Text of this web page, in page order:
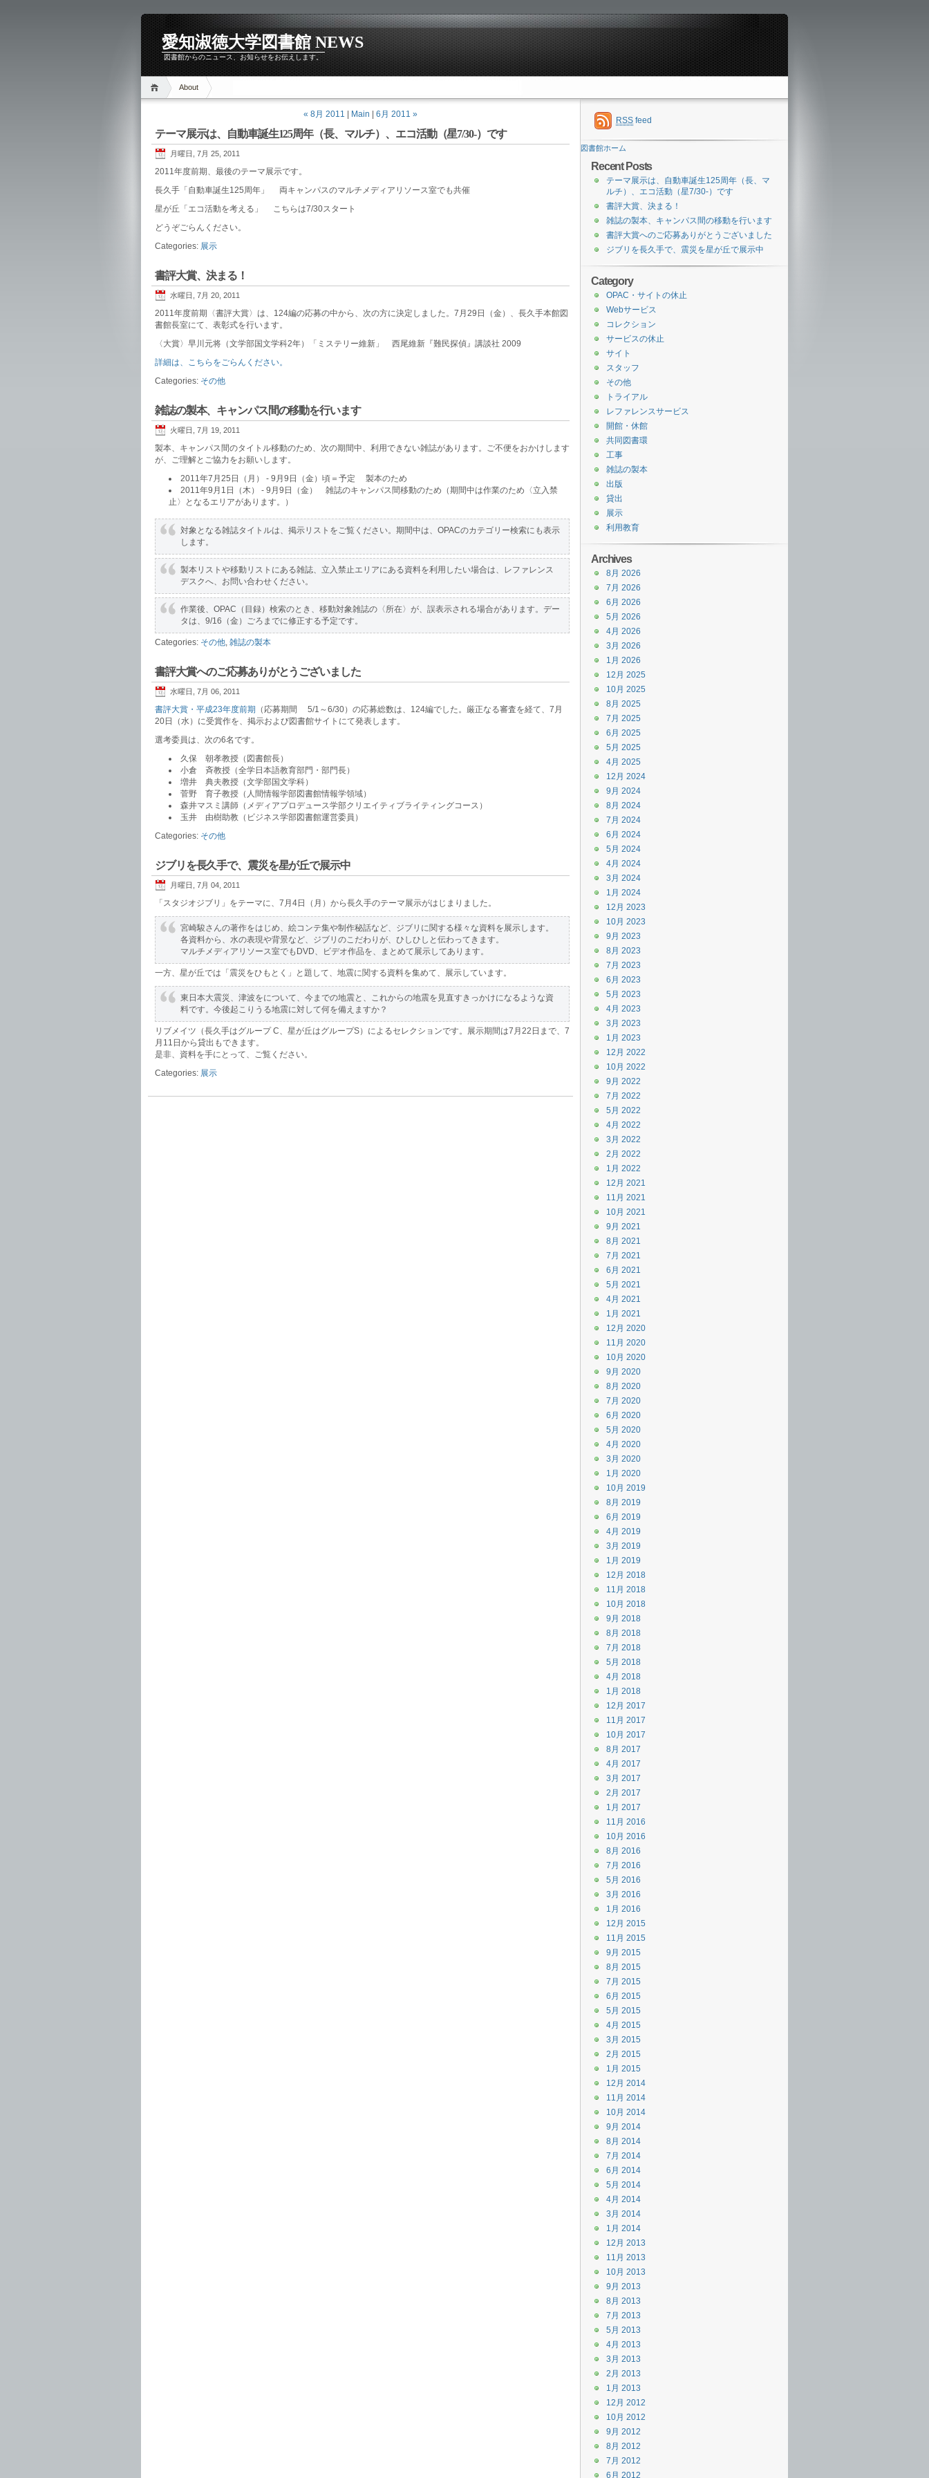
愛知淑徳大学図書館 NEWS
図書館からのニュース、お知らせをお伝えします。
About
« 8月 2011 Main 6月 2011 »
テーマ展示は、自動車誕生125周年（長、マルチ）、エコ活動（星7/30-）です
月曜日, 7月 25, 2011
2011年度前期、最後のテーマ展示です。
長久手「自動車誕生125周年」 両キャンパスのマルチメディアリソース室でも共催
星が丘「エコ活動を考える」 こちらは7/30スタート
どうぞごらんください。
Categories: 展示
書評大賞、決まる！
水曜日, 7月 20, 2011
2011年度前期〈書評大賞〉は、124編の応募の中から、次の方に決定しました。7月29日（金）、長久手本館図
書館長室にて、表彰式を行います。
〈大賞〉早川元将（文学部国文学科2年）「ミステリー維新」 西尾維新『難民探偵』講談社 2009
詳細は、こちらをごらんください。
Categories: その他
雑誌の製本、キャンパス間の移動を行います
火曜日, 7月 19, 2011
製本、キャンパス間のタイトル移動のため、次の期間中、利用できない雑誌があります。ご不便をおかけします
が、ご理解とご協力をお願いします。
2011年7月25日（月） - 9月9日（金）頃＝予定 製本のため
2011年9月1日（木） - 9月9日（金） 雑誌のキャンパス間移動のため（期間中は作業のため〈立入禁
止〉となるエリアがあります。）
対象となる雑誌タイトルは、掲示リストをご覧ください。期間中は、OPACのカテゴリー検索にも表示
します。
製本リストや移動リストにある雑誌、立入禁止エリアにある資料を利用したい場合は、レファレンス
デスクへ、お問い合わせください。
作業後、OPAC（目録）検索のとき、移動対象雑誌の〈所在〉が、誤表示される場合があります。デー
タは、9/16（金）ごろまでに修正する予定です。
Categories: その他, 雑誌の製本
書評大賞へのご応募ありがとうございました
水曜日, 7月 06, 2011
書評大賞・平成23年度前期 （応募期間 5/1～6/30）の応募総数は、124編でした。厳正なる審査を経て、7月
20日（水）に受賞作を、掲示および図書館サイトにて発表します。
選考委員は、次の6名です。
久保 朝孝教授（図書館長）
小倉 斉教授（全学日本語教育部門・部門長）
増井 典夫教授（文学部国文学科）
菅野 育子教授（人間情報学部図書館情報学領域）
森井マスミ講師（メディアプロデュース学部クリエイティブライティングコース）
玉井 由樹助教（ビジネス学部図書館運営委員）
Categories: その他
ジブリを長久手で、震災を星が丘で展示中
月曜日, 7月 04, 2011
「スタジオジブリ」をテーマに、7月4日（月）から長久手のテーマ展示がはじまりました。
宮崎駿さんの著作をはじめ、絵コンテ集や制作秘話など、ジブリに関する様々な資料を展示します。
各資料から、水の表現や背景など、ジブリのこだわりが、ひしひしと伝わってきます。
マルチメディアリソース室でもDVD、ビデオ作品を、まとめて展示してあります。
一方、星が丘では「震災をひもとく」と題して、地震に関する資料を集めて、展示しています。
東日本大震災、津波をについて、今までの地震と、これからの地震を見直すきっかけになるような資
料です。今後起こりうる地震に対して何を備えますか？
リブメイツ（長久手はグループ C、星が丘はグループS）によるセレクションです。展示期間は7月22日まで、7
月11日から貸出もできます。
是非、資料を手にとって、ご覧ください。
Categories: 展示
RSS feed
図書館ホーム
Recent Posts
テーマ展示は、自動車誕生125周年（長、マ
ルチ）、エコ活動（星7/30-）です
書評大賞、決まる！
雑誌の製本、キャンパス間の移動を行います
書評大賞へのご応募ありがとうございました
ジブリを長久手で、震災を星が丘で展示中
Category
OPAC・サイトの休止
Webサービス
コレクション
サービスの休止
サイト
スタッフ
その他
トライアル
レファレンスサービス
開館・休館
共同図書環
工事
雑誌の製本
出版
貸出
展示
利用教育
Archives
8月 2026
7月 2026
6月 2026
5月 2026
4月 2026
3月 2026
1月 2026
12月 2025
10月 2025
8月 2025
7月 2025
6月 2025
5月 2025
4月 2025
12月 2024
9月 2024
8月 2024
7月 2024
6月 2024
5月 2024
4月 2024
3月 2024
1月 2024
12月 2023
10月 2023
9月 2023
8月 2023
7月 2023
6月 2023
5月 2023
4月 2023
3月 2023
1月 2023
12月 2022
10月 2022
9月 2022
7月 2022
5月 2022
4月 2022
3月 2022
2月 2022
1月 2022
12月 2021
11月 2021
10月 2021
9月 2021
8月 2021
7月 2021
6月 2021
5月 2021
4月 2021
1月 2021
12月 2020
11月 2020
10月 2020
9月 2020
8月 2020
7月 2020
6月 2020
5月 2020
4月 2020
3月 2020
1月 2020
10月 2019
8月 2019
6月 2019
4月 2019
3月 2019
1月 2019
12月 2018
11月 2018
10月 2018
9月 2018
8月 2018
7月 2018
5月 2018
4月 2018
1月 2018
12月 2017
11月 2017
10月 2017
8月 2017
4月 2017
3月 2017
2月 2017
1月 2017
11月 2016
10月 2016
8月 2016
7月 2016
5月 2016
3月 2016
1月 2016
12月 2015
11月 2015
9月 2015
8月 2015
7月 2015
6月 2015
5月 2015
4月 2015
3月 2015
2月 2015
1月 2015
12月 2014
11月 2014
10月 2014
9月 2014
8月 2014
7月 2014
6月 2014
5月 2014
4月 2014
3月 2014
1月 2014
12月 2013
11月 2013
10月 2013
9月 2013
8月 2013
7月 2013
5月 2013
4月 2013
3月 2013
2月 2013
1月 2013
12月 2012
10月 2012
9月 2012
8月 2012
7月 2012
6月 2012